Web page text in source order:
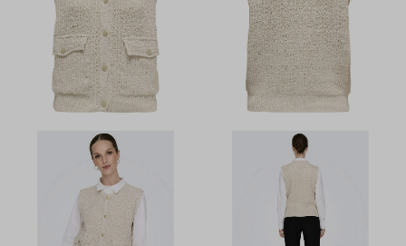
neck
vest
knt
Capisce
Mode